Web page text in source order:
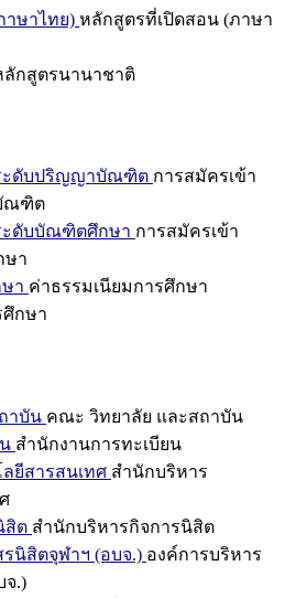
าษาไทย) หลักสูตรที่เปิดสอน (ภาษา
ลักสูตรนานาชาติ
ะดับปริญญาบัณฑิต การสมัครเข้า
ณฑิต
ะดับบัณฑิตศึกษา การสมัครเข้า
ษา
า ค่าธรรมเนียมการศึกษา
กษา
าบัน คณะ วิทยาลัย และสถาบัน
สำนักงานการทะเบียน
ยีสารสนเทศ สำนักบริหาร
สิต สำนักบริหารกิจการนิสิต
นิสิตจุฬาฯ (อบจ.) องค์การบริหาร
จ.)